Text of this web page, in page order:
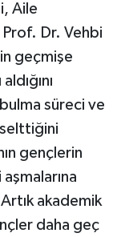
Aile
Prof. Dr. Vehbi
geçmişe
süreci ve
gençlerin
akademik
daha geç